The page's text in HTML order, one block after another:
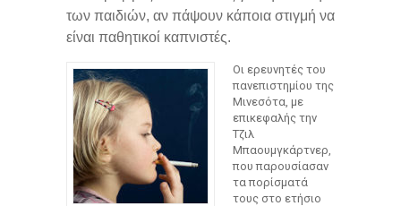
των παιδιών, αν πάψουν κάποια στιγμή να
είναι παθητικοί καπνιστές.
Οι ερευνητές του
πανεπιστημίου της
Μινεσότα, με
επικεφαλής την
Τζιλ
Μπαουμγκάρτνερ,
που παρουσίασαν
τα πορίσματά
τους στο ετήσιο